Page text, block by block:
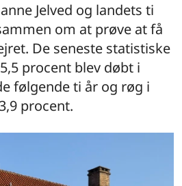
Jelved og landets ti
om at prøve at få
De seneste statistiske
procent blev døbt i
følgende ti år og røg i
procent.